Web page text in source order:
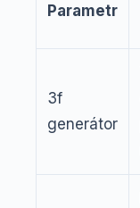
Parametr
3f
generátor